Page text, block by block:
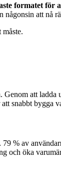
formatet för
att nå
att
snabbt bygga
% av
och öka